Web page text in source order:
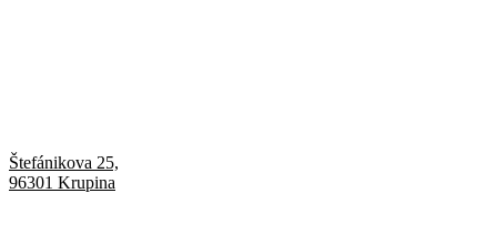
Štefánikova 25,
96301 Krupina